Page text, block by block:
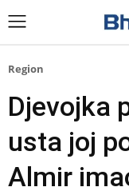
Region
Djevojka
usta joj
Almir